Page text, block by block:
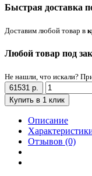
Быстрая доставка
Доставим любой товар в
Любой товар под
Не нашли, что искали?
61531 р.
Купить в 1 клик
Описание
Отзывов (0)